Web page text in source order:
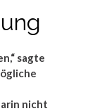
sagte
nicht